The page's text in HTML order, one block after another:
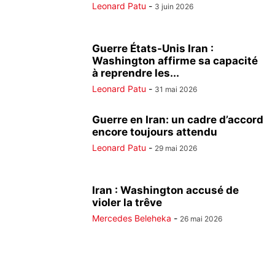
Leonard Patu - 3 juin 2026
Guerre États-Unis Iran :
Washington affirme sa capacité
à reprendre les...
Leonard Patu - 31 mai 2026
Guerre en Iran: un cadre d’accord
encore toujours attendu
Leonard Patu - 29 mai 2026
Iran : Washington accusé de
violer la trêve
Mercedes Beleheka - 26 mai 2026